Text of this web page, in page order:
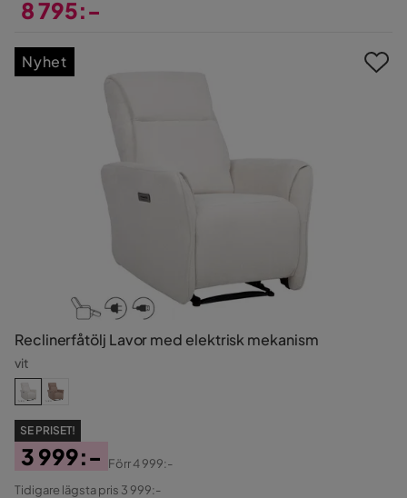
8 795:-
Reclinerfåtölj Lavor med elektrisk mekanism
vit
SE PRISET!
Pris
3 999:-
Original
Förr4 999:-
Tidigare lägsta pris 3 999:-
Nyhet